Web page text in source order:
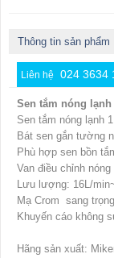
Thông tin sản phẩm
Liên hệ 024 3634
Sen tắm nóng
Sen tắm nóng lạnh
Bát sen gắn tường
Phù hợp sen bồn
Van điều chỉnh
Lưu lượng: 16L/
Mạ Crom sang
Khuyến cáo không
Hãng sản xuất: